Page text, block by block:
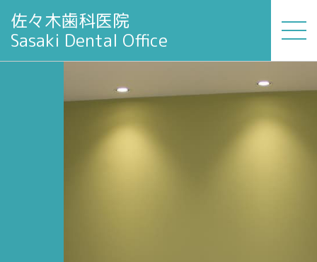
佐々木歯科医院
Sasaki Dental Office